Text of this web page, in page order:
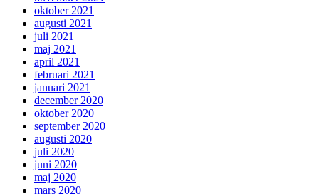
oktober 2021
augusti 2021
juli 2021
maj 2021
april 2021
februari 2021
januari 2021
december 2020
oktober 2020
september 2020
augusti 2020
juli 2020
juni 2020
maj 2020
mars 2020